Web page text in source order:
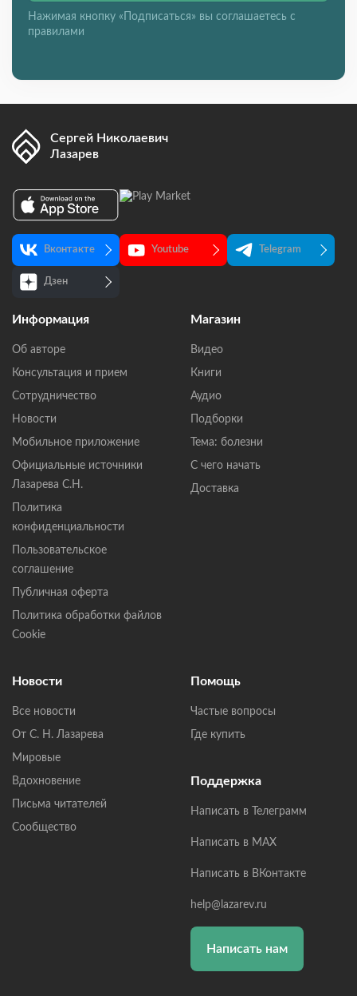
Нажимая кнопку «Подписаться» вы соглашаетесь с
правилами
Сергей Николаевич
Лазарев
Вконтакте Youtube Telegram
Дзен
Информация
Об авторе
Консультация и прием
Сотрудничество
Новости
Мобильное приложение
Официальные источники
Лазарева С.Н.
Политика
конфиденциальности
Пользовательское
соглашение
Публичная оферта
Политика обработки файлов
Cookie
Магазин
Видео
Книги
Аудио
Подборки
Тема: болезни
С чего начать
Доставка
Новости
Все новости
От С. Н. Лазарева
Мировые
Вдохновение
Письма читателей
Сообщество
Помощь
Частые вопросы
Где купить
Поддержка
Написать в Телеграмм
Написать в MAX
Написать в ВКонтакте
help@lazarev.ru
Написать нам